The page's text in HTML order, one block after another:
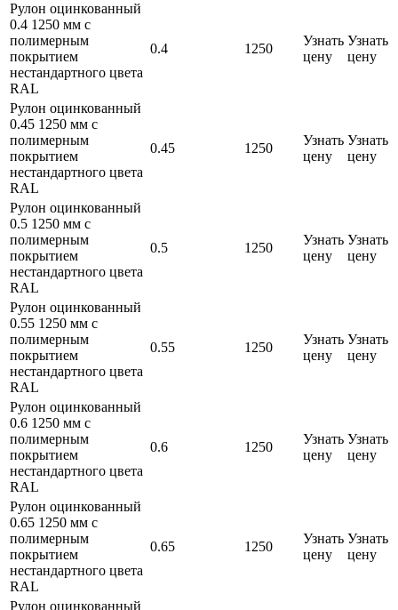
Рулон оцинкованный
0.4 1250 мм с
полимерным
покрытием
нестандартного цвета
RAL
0.4 1250
Узнать
цену
Узнать
цену
Рулон оцинкованный
0.45 1250 мм с
полимерным
покрытием
нестандартного цвета
RAL
0.45 1250
Узнать
цену
Узнать
цену
Рулон оцинкованный
0.5 1250 мм с
полимерным
покрытием
нестандартного цвета
RAL
0.5 1250
Узнать
цену
Узнать
цену
Рулон оцинкованный
0.55 1250 мм с
полимерным
покрытием
нестандартного цвета
RAL
0.55 1250
Узнать
цену
Узнать
цену
Рулон оцинкованный
0.6 1250 мм с
полимерным
покрытием
нестандартного цвета
RAL
0.6 1250
Узнать
цену
Узнать
цену
Рулон оцинкованный
0.65 1250 мм с
полимерным
покрытием
нестандартного цвета
RAL
0.65 1250
Узнать
цену
Узнать
цену
Рулон оцинкованный